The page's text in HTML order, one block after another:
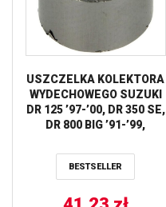
USZCZELKA KOLEKTORA
WYDECHOWEGO SUZUKI
DR 125 ’97-’00, DR 350 SE,
DR 800 BIG ’91-’99,
VL 1500 35x38x25
ATHENA
BESTSELLER